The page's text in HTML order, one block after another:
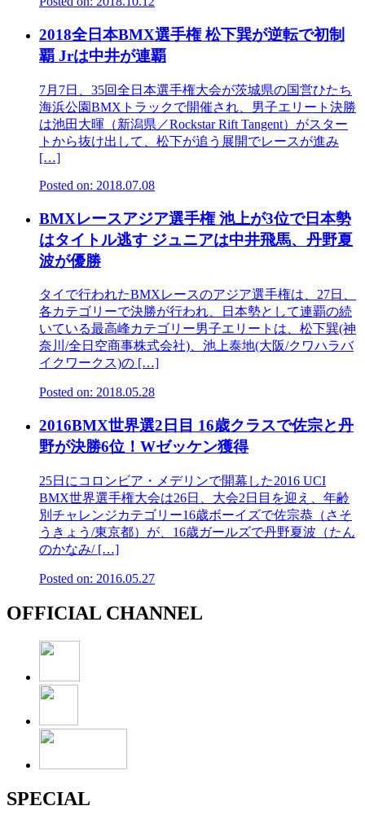
2018全日本BMX選手権 松下巽が逆転で初制
覇 Jrは中井が連覇
7月7日、35回全日本選手権大会が茨城県の国営ひたち
海浜公園BMXトラックで開催され、男子エリート決勝
は池田大暉（新潟県／Rockstar Rift Tangent）がスター
トから抜け出して、松下が追う展開でレースが進み
[…]
Posted on: 2018.07.08
BMXレースアジア選手権 池上が3位で日本勢
はタイトル逃す ジュニアは中井飛馬、丹野夏
波が優勝
タイで行われたBMXレースのアジア選手権は、27日、
各カテゴリーで決勝が行われ、日本勢として連覇の続
いている最高峰カテゴリー男子エリートは、松下巽(神
奈川/全日空商事株式会社)、池上泰地(大阪/クワハラバ
イクワークス)の […]
Posted on: 2018.05.28
2016BMX世界選2日目 16歳クラスで佐宗と丹
野が決勝6位！Wゼッケン獲得
25日にコロンビア・メデリンで開幕した2016 UCI
BMX世界選手権大会は26日、大会2日目を迎え、年齢
別チャレンジカテゴリー16歳ボーイズで佐宗恭（さそ
うきょう/東京都）が、16歳ガールズで丹野夏波（たん
のかなみ/ […]
Posted on: 2016.05.27
OFFICIAL CHANNEL
SPECIAL